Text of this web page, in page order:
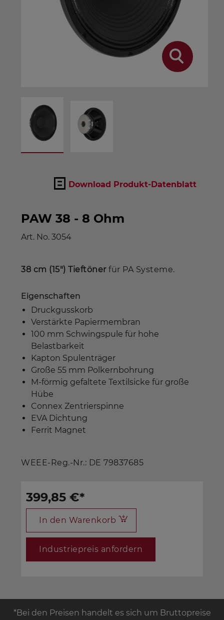
Download Produkt-Datenblatt
PAW 38 - 8 Ohm
Art. No. 3054
38 cm (15") Tieftönerfür PA Systeme.
Eigenschaften
Druckgusskorb
Verstärkte Papiermembran
100 mm Schwingspule für hohe
Belastbarkeit
Kapton Spulenträger
Große 55 mm Polkernbohrung
M-förmig gefaltete Textilsicke für große
Hübe
Connex Zentrierspinne
EVA Dichtung
Ferrit Magnet
WEEE-Reg.-Nr.: DE 79837685
399,85 €*
In den Warenkorb
Industriepreis anfordern
*Bei den Preisen handelt es sich um Bruttopreise